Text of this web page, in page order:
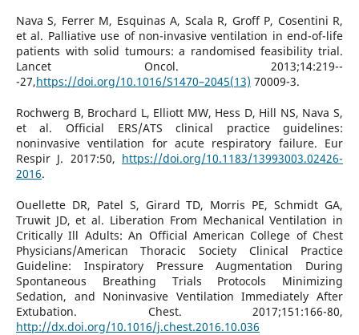
Nava S, Ferrer M, Esquinas A, Scala R, Groff P, Cosentini R,
et al. Palliative use of non-invasive ventilation in end-of-life
patients with solid tumours: a randomised feasibility trial.
Lancet Oncol. 2013;14:219--
-27,https://doi.org/10.1016/S1470–2045(13) 70009-3.
Rochwerg B, Brochard L, Elliott MW, Hess D, Hill NS, Nava S,
et al. Official ERS/ATS clinical practice guidelines:
noninvasive ventilation for acute respiratory failure. Eur
Respir J. 2017:50, https://doi.org/10.1183/13993003.02426-
2016.
Ouellette DR, Patel S, Girard TD, Morris PE, Schmidt GA,
Truwit JD, et al. Liberation From Mechanical Ventilation in
Critically Ill Adults: An Official American College of Chest
Physicians/American Thoracic Society Clinical Practice
Guideline: Inspiratory Pressure Augmentation During
Spontaneous Breathing Trials Protocols Minimizing
Sedation, and Noninvasive Ventilation Immediately After
Extubation. Chest. 2017;151:166-80,
http://dx.doi.org/10.1016/j.chest.2016.10.036